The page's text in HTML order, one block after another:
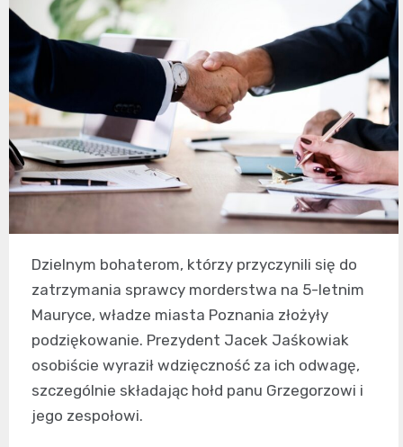
Dzielnym bohaterom, którzy przyczynili się do
zatrzymania sprawcy morderstwa na 5-letnim
Mauryce, władze miasta Poznania złożyły
podziękowanie. Prezydent Jacek Jaśkowiak
osobiście wyraził wdzięczność za ich odwagę,
szczególnie składając hołd panu Grzegorzowi i
jego zespołowi.